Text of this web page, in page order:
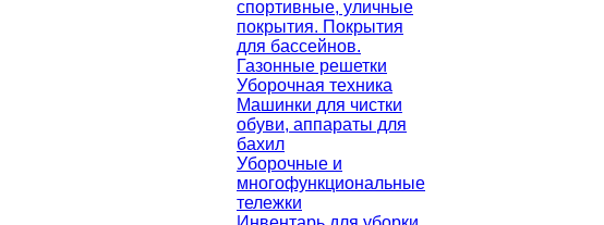
спортивные, уличные
покрытия. Покрытия
для бассейнов.
Газонные решетки
Уборочная техника
Машинки для чистки
обуви, аппараты для
бахил
Уборочные и
многофункциональные
тележки